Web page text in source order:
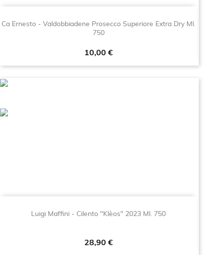
Ca Ernesto - Valdobbiadene Prosecco Superiore Extra Dry Ml.
750
Prezzo
10,00 €
Luigi Maffini - Cilento "Klèos" 2023 Ml. 750
Prezzo
28,90 €